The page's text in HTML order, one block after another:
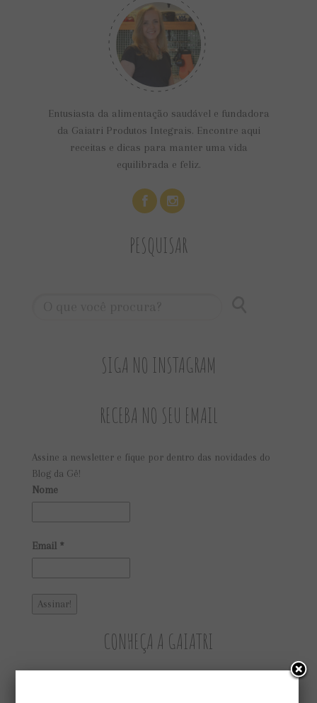
Entusiasta da alimentação saudável e fundadora
da Gaiatri Produtos Integrais. Encontre aqui
receitas e dicas para manter uma vida
equilibrada e feliz.
PESQUISAR
SIGA NO INSTAGRAM
RECEBA NO SEU EMAIL
Assine a newsletter e fique por dentro das novidades do
Blog da Gê!
Nome
Email *
CONHEÇA A GAIATRI